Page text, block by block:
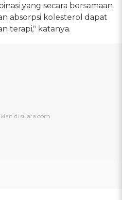
yang secara bersamaan
absorpsi kolesterol dapat
terapi," katanya.